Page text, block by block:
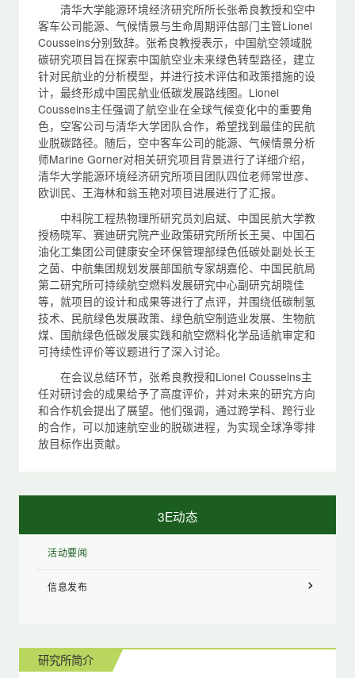
清华大学能源环境经济研究所所长张希良教授和空中
客车公司能源、气候情景与生命周期评估部门主管Lionel
Cousseins分别致辞。张希良教授表示，中国航空领域脱
碳研究项目旨在探索中国航空业未来绿色转型路径，建立
针对民航业的分析模型，并进行技术评估和政策措施的设
计，最终形成中国民航业低碳发展路线图。Lionel
Cousseins主任强调了航空业在全球气候变化中的重要角
色，空客公司与清华大学团队合作，希望找到最佳的民航
业脱碳路径。随后，空中客车公司的能源、气候情景分析
师Marine Gorner对相关研究项目背景进行了详细介绍，
清华大学能源环境经济研究所项目团队四位老师常世彦、
欧训民、王海林和翁玉艳对项目进展进行了汇报。
中科院工程热物理所研究员刘启斌、中国民航大学教
授杨晓军、赛迪研究院产业政策研究所所长王昊、中国石
油化工集团公司健康安全环保管理部绿色低碳处副处长王
之茵、中航集团规划发展部国航专家胡嘉伦、中国民航局
第二研究所可持续航空燃料发展研究中心副研究胡晓佳
等，就项目的设计和成果等进行了点评，并围绕低碳制氢
技术、民航绿色发展政策、绿色航空制造业发展、生物航
煤、国航绿色低碳发展实践和航空燃料化学品适航审定和
可持续性评价等议题进行了深入讨论。
在会议总结环节，张希良教授和Lionel Cousseins主
任对研讨会的成果给予了高度评价，并对未来的研究方向
和合作机会提出了展望。他们强调，通过跨学科、跨行业
的合作，可以加速航空业的脱碳进程，为实现全球净零排
放目标作出贡献。
3E动态
活动要闻
信息发布
研究所简介